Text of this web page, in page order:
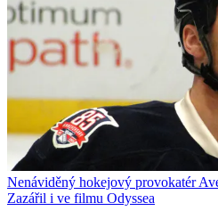
Nenáviděný hokejový provokatér
Zazářil i ve filmu Odyssea